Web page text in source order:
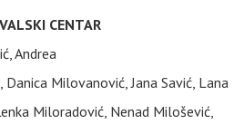
CENTAR
Andrea
Danica Milovanović, Jana Savić, Lana
Miloradović, Nenad Milošević,